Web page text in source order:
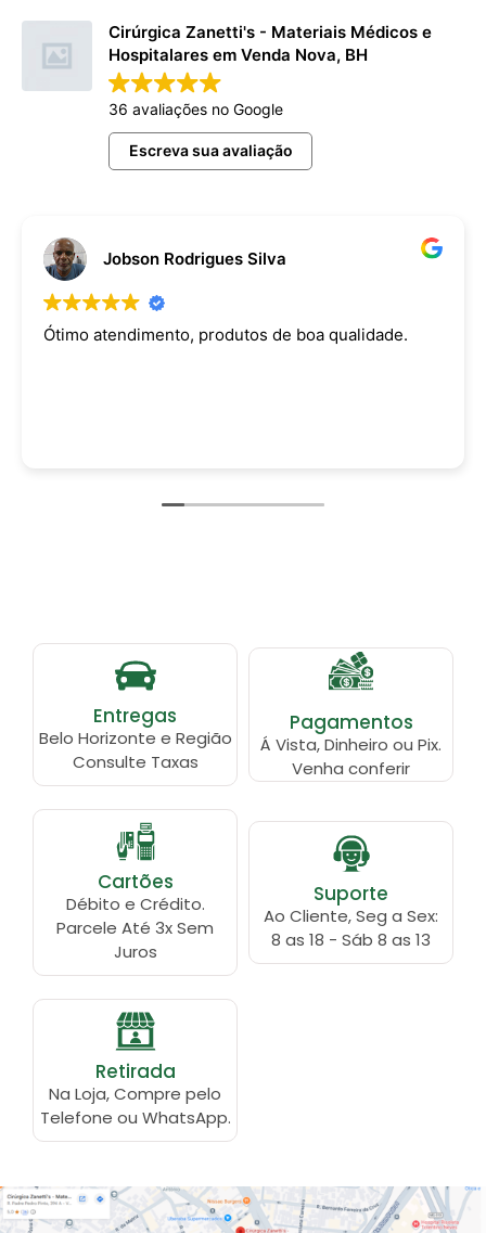
Cirúrgica Zanetti's - Materiais Médicos e
Hospitalares em Venda Nova, BH
36 avaliações no Google
Escreva sua avaliação
Jobson Rodrigues Silva
Ótimo atendimento, produtos de boa qualidade.
Entregas
Belo Horizonte e Região
Consulte Taxas
Pagamentos
Á Vista, Dinheiro ou Pix.
Venha conferir
Cartões
Débito e Crédito.
Parcele Até 3x Sem
Juros
Suporte
Ao Cliente, Seg a Sex:
8 as 18 - Sáb 8 as 13
Retirada
Na Loja, Compre pelo
Telefone ou WhatsApp.